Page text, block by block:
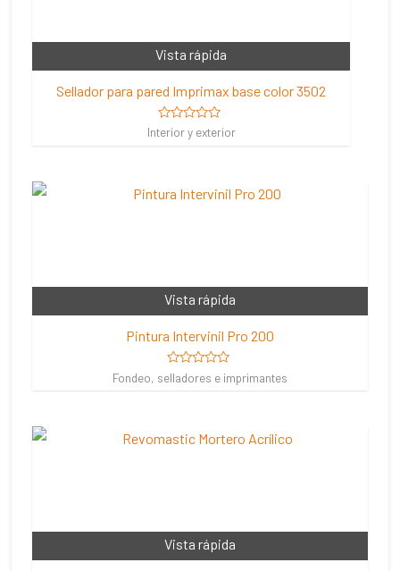
Vista rápida
Sellador para pared Imprimax base color 3502
Valorado
Interior y exterior
Vista rápida
Pintura Intervinil Pro 200
Valorado
en
Fondeo, selladores e imprimantes
Vista rápida